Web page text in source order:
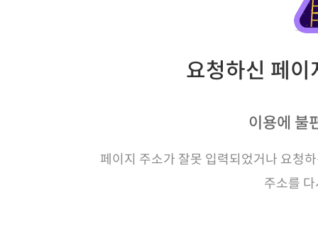
요청하신 페
이용에 불
페이지 주소가 잘못 입력되었거나 요청
주소를